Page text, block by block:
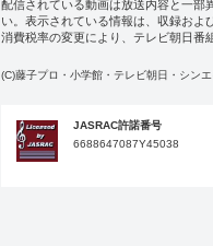
配信されている動画は放送内容と一部
い。表示されている情報は、収録およ
消費税率の変更により、テレビ朝日番
(C)藤子プロ・小学館・テレビ朝日・シン
JASRAC許諾番号
6688647087Y45038